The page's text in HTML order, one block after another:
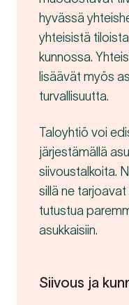
hyvässä
yhteisistä
kunnossa.
lisäävät myös
turvallisuutta.
Taloyhtiö voi
järjestämällä
siivoustalkoita.
sillä ne
tutustua
asukkaisiin.
Siivous ja